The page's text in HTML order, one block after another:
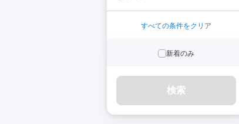
すべての条件をクリア
新着のみ
検索